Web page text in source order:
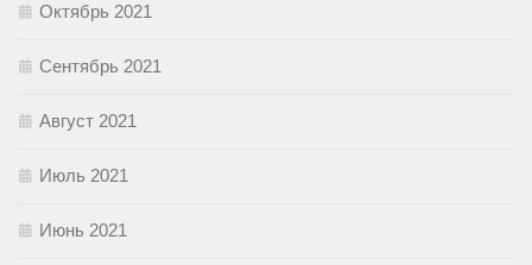
Октябрь 2021
Сентябрь 2021
Август 2021
Июль 2021
Июнь 2021